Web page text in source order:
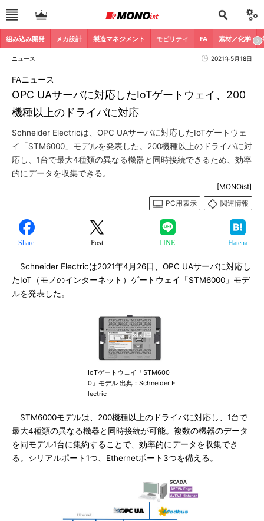
組み込み開発 メカ設計 製造マネジメント モビリティ FA 素材／化学
ニュース 2021年5月18日
OPC UAサーバに対応したIoTゲートウェイ、200
機種以上のドライバに対応
FAニュース
Schneider Electricは、OPC UAサーバに対応したIoTゲートウェ
イ「STM6000」モデルを発表した。200機種以上のドライバに対
応し、1台で最大4種類の異なる機器と同時接続できるため、効率
的にデータを収集できる。
[MONOist]
PC用表示
関連情報
Share Post LINE Hatena
Schneider Electricは2021年4月26日、OPC UAサーバに対応し
たIoT（モノのインターネット）ゲートウェイ「STM6000」モデ
ルを発表した。
IoTゲートウェイ「STM600
0」モデル 出典：Schneider E
lectric
STM6000モデルは、200機種以上のドライバに対応し、1台で
最大4種類の異なる機器と同時接続が可能。複数の機器のデータ
を同モデル1台に集約することで、効率的にデータを収集でき
る。シリアルポート1つ、Ethernetポート3つを備える。